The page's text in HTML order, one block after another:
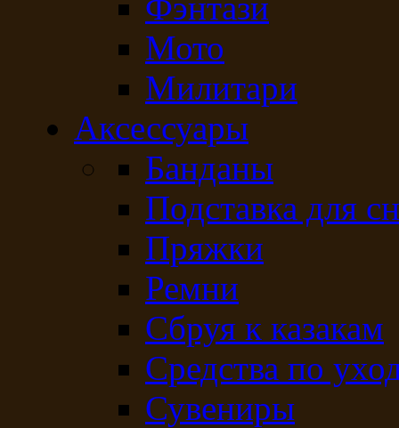
Мото
Милитари
Аксессуары
Банданы
Подставка для
Пряжки
Ремни
Сбруя к казакам
Средства по
Сувениры